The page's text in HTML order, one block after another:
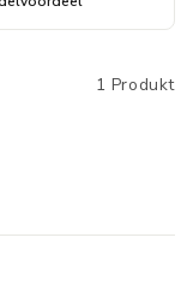
en zit de
1 Produkt